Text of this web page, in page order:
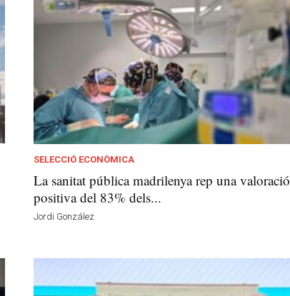
SELECCIÓ ECONÒMICA
La sanitat pública madrilenya rep una valoració
positiva del 83% dels...
Jordi González